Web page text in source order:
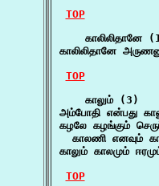
TOP
காலிலிதானே
காலிலிதானே
TOP
    காலும் (3)
அம்போதி என்பது
கழலே கழங்கும்
காலணி எனவும்
காலும் காலமும்
TOP